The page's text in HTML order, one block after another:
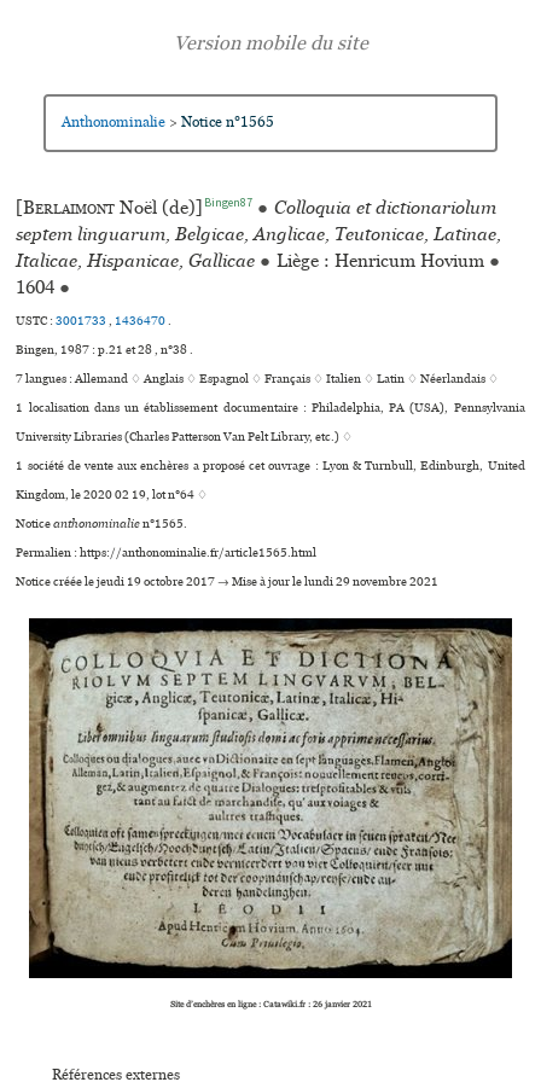
Anthonominalie > Notice n°1565
[Berlaimont Noël (de)] Bingen87 ● Colloquia et dictionariolum
septem linguarum, Belgicae, Anglicae, Teutonicae, Latinae,
Italicae, Hispanicae, Gallicae ● Liège : Henricum Hovium ●
1604 ●
USTC :3001733, 1436470.
Bingen, 1987 : p.21 et 28 , n°38 .
7 langues :Allemand ♢Anglais ♢Espagnol ♢Français ♢Italien ♢Latin ♢Néerlandais ♢
1 localisation dans un établissement documentaire : Philadelphia, PA (USA), Pennsylvania
University Libraries (Charles Patterson Van Pelt Library, etc.) ♢
1 société de vente aux enchères a proposé cet ouvrage : Lyon & Turnbull, Edinburgh, United
Kingdom, le 2020 02 19, lot n°64 ♢
Noticeanthonominalien°1565.
Permalien : https://anthonominalie.fr/article1565.html
Notice créée le jeudi 19 octobre 2017 → Mise à jour le lundi 29 novembre 2021
Site d’enchères en ligne : Catawiki.fr : 26 janvier 2021
Références externes